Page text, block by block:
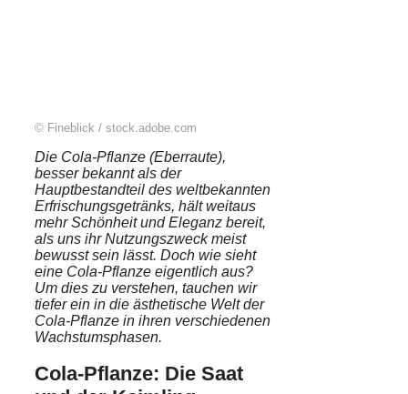
© Fineblick / stock.adobe.com
Die Cola-Pflanze (Eberraute),
besser bekannt als der
Hauptbestandteil des weltbekannten
Erfrischungsgetränks, hält weitaus
mehr Schönheit und Eleganz bereit,
als uns ihr Nutzungszweck meist
bewusst sein lässt. Doch wie sieht
eine Cola-Pflanze eigentlich aus?
Um dies zu verstehen, tauchen wir
tiefer ein in die ästhetische Welt der
Cola-Pflanze in ihren verschiedenen
Wachstumsphasen.
Cola-Pflanze: Die Saat